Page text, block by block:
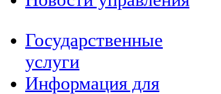
Государственные
услуги
Информация для